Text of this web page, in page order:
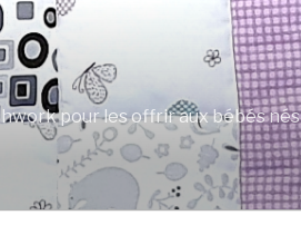
pour les offrir aux bébés nés